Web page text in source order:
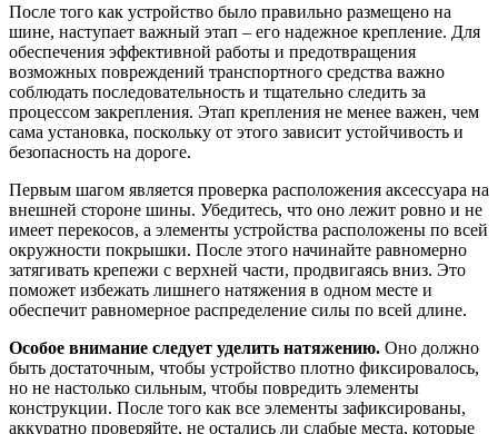
После того как устройство было правильно размещено на
шине, наступает важный этап – его надежное крепление. Для
обеспечения эффективной работы и предотвращения
возможных повреждений транспортного средства важно
соблюдать последовательность и тщательно следить за
процессом закрепления. Этап крепления не менее важен, чем
сама установка, поскольку от этого зависит устойчивость и
безопасность на дороге.
Первым шагом является проверка расположения аксессуара на
внешней стороне шины. Убедитесь, что оно лежит ровно и не
имеет перекосов, а элементы устройства расположены по всей
окружности покрышки. После этого начинайте равномерно
затягивать крепежи с верхней части, продвигаясь вниз. Это
поможет избежать лишнего натяжения в одном месте и
обеспечит равномерное распределение силы по всей длине.
Особое внимание следует уделить натяжению. Оно должно
быть достаточным, чтобы устройство плотно фиксировалось,
но не настолько сильным, чтобы повредить элементы
конструкции. После того как все элементы зафиксированы,
аккуратно проверяйте, не остались ли слабые места, которые